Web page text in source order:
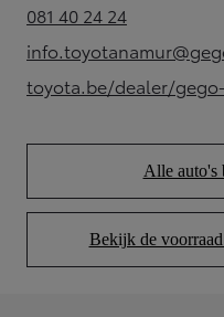
081 40 24 24(Opens in new tab)
toyota.be/dealer/(Opens
Alle auto's
Bekijk de